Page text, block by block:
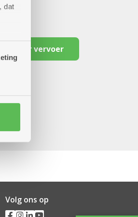
dat
vervoer
Volg ons op